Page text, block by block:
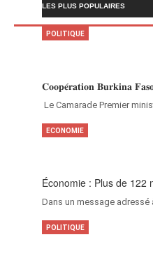
LES PLUS POPULAIRES
𝐂𝐨𝐨𝐩𝐞́𝐫𝐚𝐭𝐢𝐨𝐧 𝐁𝐮𝐫𝐤𝐢𝐧𝐚
‎Le Camarade Premier
POLITIQUE
Économie : Plus de
Dans un message adressé
ECONOMIE
POLITIQUE